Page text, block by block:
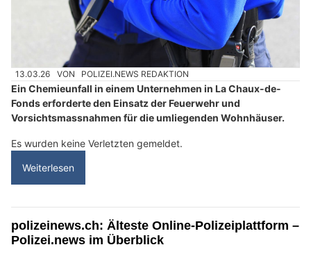
13.03.26 VON POLIZEI.NEWS REDAKTION
Ein Chemieunfall in einem Unternehmen in La Chaux-de-
Fonds erforderte den Einsatz der Feuerwehr und
Vorsichtsmassnahmen für die umliegenden Wohnhäuser.
Es wurden keine Verletzten gemeldet.
Weiterlesen
polizeinews.ch: Älteste Online-Polizeiplattform –
Polizei.news im Überblick